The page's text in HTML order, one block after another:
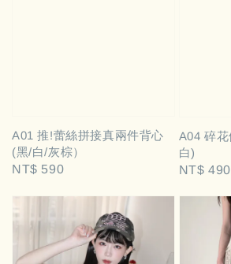
A01 推!蕾絲拼接真兩件背心
(黑/白/灰棕）
Regular
NT$ 590
A04 碎
白)
Regular
NT$ 490